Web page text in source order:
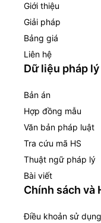
Giới thiệu
Giải pháp
Bảng giá
Liên hệ
Dữ liệu pháp lý
Bản án
Hợp đồng mẫu
Văn bản pháp luật
Tra cứu mã HS
Thuật ngữ pháp lý
Bài viết
Chính sách và
Điều khoản sử dụng